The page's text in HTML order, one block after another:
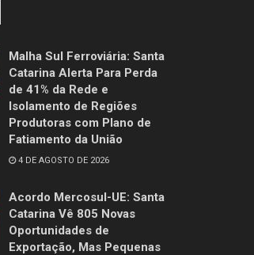
Malha Sul Ferroviária: Santa
Catarina Alerta Para Perda
de 41% da Rede e
Isolamento de Regiões
Produtoras com Plano de
Fatiamento da União
4 DE AGOSTO DE 2026
Acordo Mercosul-UE: Santa
Catarina Vê 805 Novas
Oportunidades de
Exportação, Mas Pequenas